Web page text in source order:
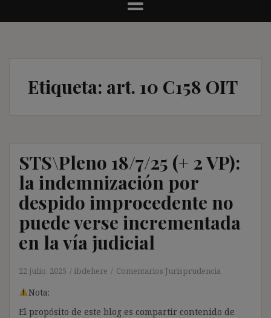
Etiqueta: art. 10 C158 OIT
STS\Pleno 18/7/25 (+ 2 VP):
la indemnización por
despido improcedente no
puede verse incrementada
en la vía judicial
22 julio, 2025 ibdehere Comentarios Jurisprudencia
Nota:
El propósito de este blog es compartir contenido de